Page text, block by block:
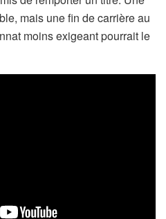
mais une fin de carrière au
moins exigeant pourrait le